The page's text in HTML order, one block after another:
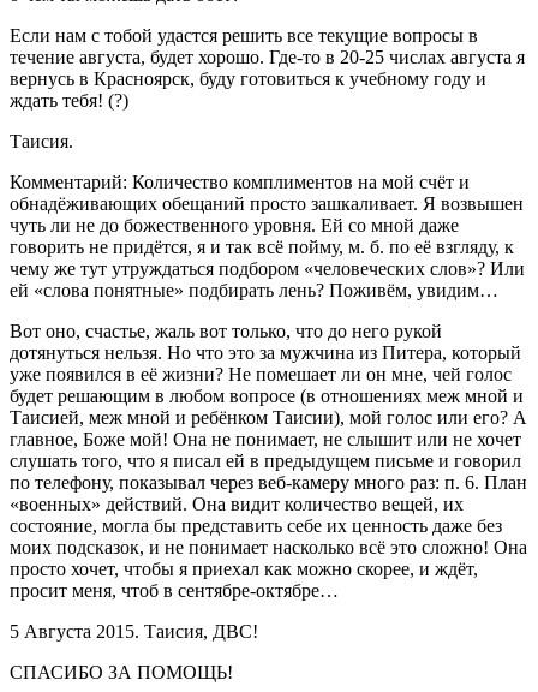
Если нам с тобой удастся решить все текущие вопросы в
течение августа, будет хорошо. Где-то в 20-25 числах августа я
вернусь в Красноярск, буду готовиться к учебному году и
ждать тебя! (?)
Таисия.
Комментарий: Количество комплиментов на мой счёт и
обнадёживающих обещаний просто зашкаливает. Я возвышен
чуть ли не до божественного уровня. Ей со мной даже
говорить не придётся, я и так всё пойму, м. б. по её взгляду, к
чему же тут утруждаться подбором «человеческих слов»? Или
ей «слова понятные» подбирать лень? Поживём, увидим…
Вот оно, счастье, жаль вот только, что до него рукой
дотянуться нельзя. Но что это за мужчина из Питера, который
уже появился в её жизни? Не помешает ли он мне, чей голос
будет решающим в любом вопросе (в отношениях меж мной и
Таисией, меж мной и ребёнком Таисии), мой голос или его? А
главное, Боже мой! Она не понимает, не слышит или не хочет
слушать того, что я писал ей в предыдущем письме и говорил
по телефону, показывал через веб-камеру много раз: п. 6. План
«военных» действий. Она видит количество вещей, их
состояние, могла бы представить себе их ценность даже без
моих подсказок, и не понимает насколько всё это сложно! Она
просто хочет, чтобы я приехал как можно скорее, и ждёт,
просит меня, чтоб в сентябре-октябре…
5 Августа 2015. Таисия, ДВС!
СПАСИБО ЗА ПОМОЩЬ!